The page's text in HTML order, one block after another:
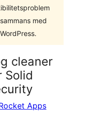
med
cleaner
Solid
Apps